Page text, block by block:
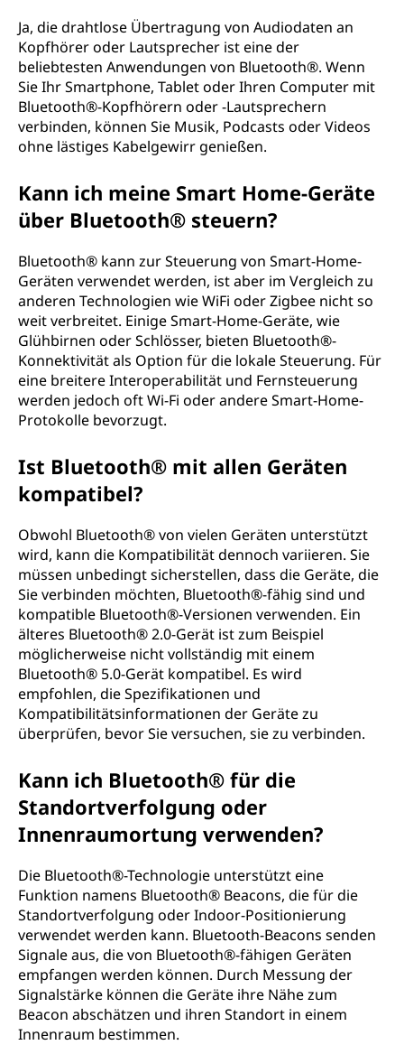
Ja, die drahtlose Übertragung von Audiodaten an
Kopfhörer oder Lautsprecher ist eine der
beliebtesten Anwendungen von Bluetooth®. Wenn
Sie Ihr Smartphone, Tablet oder Ihren Computer mit
Bluetooth®-Kopfhörern oder -Lautsprechern
verbinden, können Sie Musik, Podcasts oder Videos
ohne lästiges Kabelgewirr genießen.
Kann ich meine Smart Home-Geräte
über Bluetooth® steuern?
Bluetooth® kann zur Steuerung von Smart-Home-
Geräten verwendet werden, ist aber im Vergleich zu
anderen Technologien wie WiFi oder Zigbee nicht so
weit verbreitet. Einige Smart-Home-Geräte, wie
Glühbirnen oder Schlösser, bieten Bluetooth®-
Konnektivität als Option für die lokale Steuerung. Für
eine breitere Interoperabilität und Fernsteuerung
werden jedoch oft Wi-Fi oder andere Smart-Home-
Protokolle bevorzugt.
Ist Bluetooth® mit allen Geräten
kompatibel?
Obwohl Bluetooth® von vielen Geräten unterstützt
wird, kann die Kompatibilität dennoch variieren. Sie
müssen unbedingt sicherstellen, dass die Geräte, die
Sie verbinden möchten, Bluetooth®-fähig sind und
kompatible Bluetooth®-Versionen verwenden. Ein
älteres Bluetooth® 2.0-Gerät ist zum Beispiel
möglicherweise nicht vollständig mit einem
Bluetooth® 5.0-Gerät kompatibel. Es wird
empfohlen, die Spezifikationen und
Kompatibilitätsinformationen der Geräte zu
überprüfen, bevor Sie versuchen, sie zu verbinden.
Kann ich Bluetooth® für die
Standortverfolgung oder
Innenraumortung verwenden?
Die Bluetooth®-Technologie unterstützt eine
Funktion namens Bluetooth® Beacons, die für die
Standortverfolgung oder Indoor-Positionierung
verwendet werden kann. Bluetooth-Beacons senden
Signale aus, die von Bluetooth®-fähigen Geräten
empfangen werden können. Durch Messung der
Signalstärke können die Geräte ihre Nähe zum
Beacon abschätzen und ihren Standort in einem
Innenraum bestimmen.